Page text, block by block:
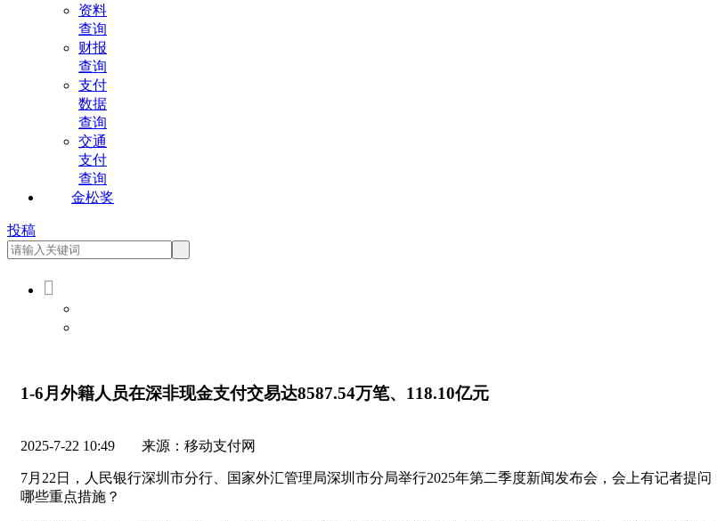
资料
查询
财报
查询
支付
数据
查询
交通
支付
查询
金松奖
投稿

1-6月外籍人员在深非现金支付交易达8587.54万笔、118.10亿元
2025-7-22 10:49 来源：移动支付网
7月22日，人民银行深圳市分行、国家外汇管理局深圳市分局举行2025年第二季度新闻发布会，会上有记者提
哪些重点措施？